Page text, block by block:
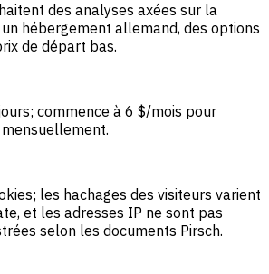
des analyses axées sur la
hébergement allemand, des options
de départ bas.
commence à 6 $/mois pour
les hachages des visiteurs varient
et les adresses IP ne sont pas
selon les documents Pirsch.